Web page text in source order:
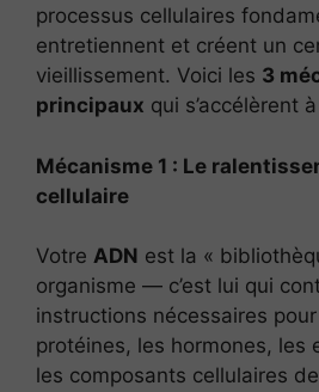
processus cellulaires
entretiennent et créent un
vieillissement. Voici les 3
principaux qui s’accélèrent
Mécanisme 1 : Le
cellulaire
Votre ADN est la «
organisme — c’est lui qui
instructions nécessaires
protéines, les hormones, les
les composants cellulaires